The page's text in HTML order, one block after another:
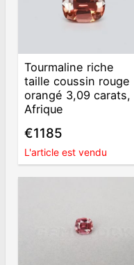
Tourmaline riche
taille coussin rouge
orangé 3,09 carats,
Afrique
€1185
L'article est vendu